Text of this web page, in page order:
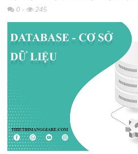
0 - 245